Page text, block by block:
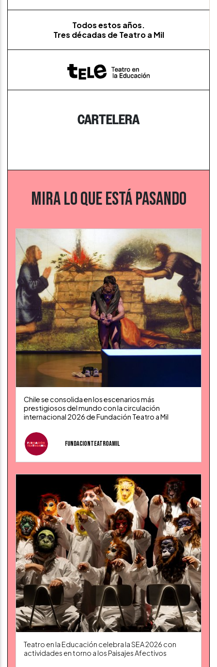
Todos estos años.
Tres décadas de Teatro a Mil
CARTELERA
MIRA LO QUE ESTÁ PASANDO
Chile se consolida en los escenarios más
prestigiosos del mundo con la circulación
internacional 2026 de Fundación Teatro a Mil
fundacionteatroamil
Teatro en la Educación celebra la SEA 2026 con
actividades en torno a los Paisajes Afectivos